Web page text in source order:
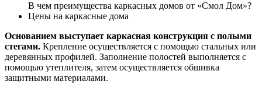
В чем преимущества каркасных домов от «Смол Дом»?
Цены на каркасные дома
Основанием выступает каркасная конструкция с полыми
стегами. Крепление осуществляется с помощью стальных или
деревянных профилей. Заполнение полостей выполняется с
помощью утеплителя, затем осуществляется обшивка
защитными материалами.